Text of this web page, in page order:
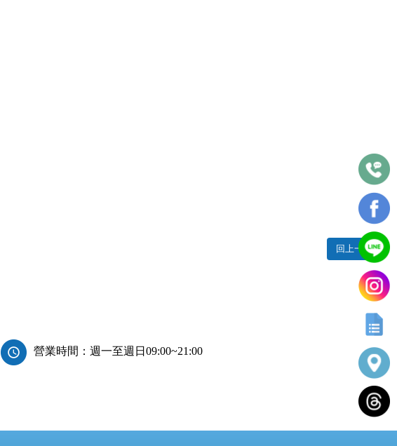
回上一頁
營業時間：週一至週日09:00~21:00